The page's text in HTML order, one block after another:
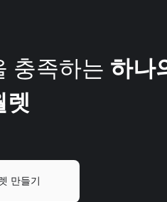
충족하는 하나
렛
만들기